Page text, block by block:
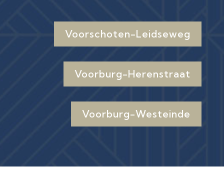
Voorschoten-Leidseweg
Voorburg-Herenstraat
Voorburg-Westeinde